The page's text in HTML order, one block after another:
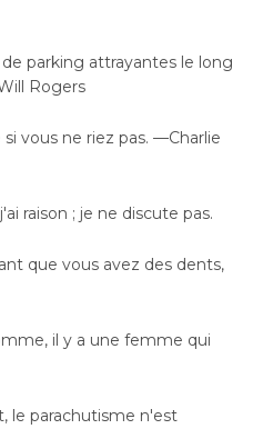
parking attrayantes le long
Rogers
vous ne riez pas. —Charlie
raison ; je ne discute pas.
que vous avez des dents,
il y a une femme qui
le parachutisme n'est